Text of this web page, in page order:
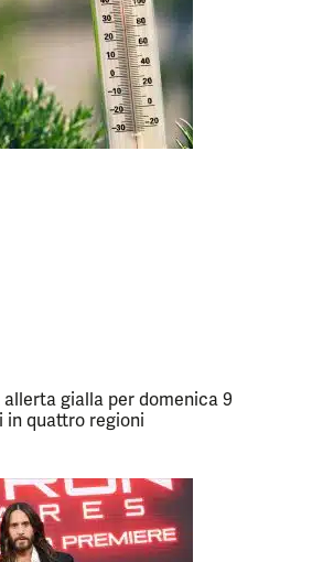
gialla per domenica 9
in quattro regioni